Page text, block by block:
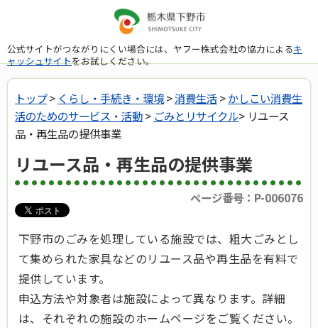
公式サイトがつながりにくい場合には、ヤフー株式会社の協力によるキ
ャッシュサイトをお試しください。
トップ> くらし・手続き・環境>消費生活>かしこい消費生
活のためのサービス・活動> ごみとリサイクル> リユース
品・再生品の提供事業
リユース品・再生品の提供事業
ページ番号：P-006076
下野市のごみを処理している施設では、粗大ごみとし
て集められた家具などのリユース品や再生品を有料で
提供しています。
申込方法や対象者は施設によって異なります。詳細
は、それぞれの施設のホームページをご覧ください。